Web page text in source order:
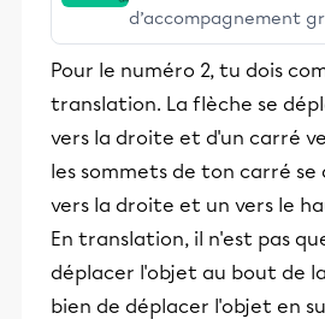
d’accompagnement
stimulants, Alloprof
et leurs parents dans
éducative.
Pour le numéro 2, tu dois
translation. La flèche se
vers la droite et d'un carré
les sommets de ton carré
vers la droite et un vers le
En translation, il n'est pas
déplacer l'objet au bout de
bien de déplacer l'objet en